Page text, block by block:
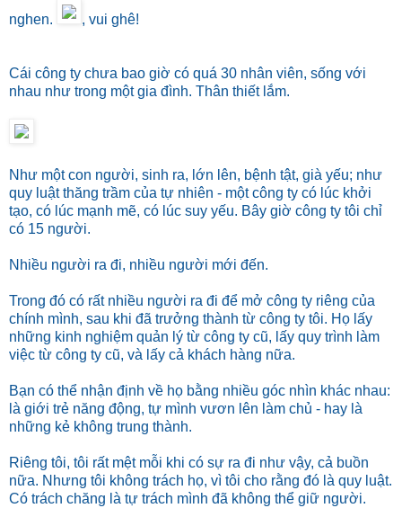
nghen.
, vui ghê!
Cái công ty chưa bao giờ có quá 30 nhân viên, sống với
nhau như trong một gia đình. Thân thiết lắm.
Như một con người, sinh ra, lớn lên, bệnh tật, già yếu; như
quy luật thăng trầm của tự nhiên - một công ty có lúc khởi
tạo, có lúc mạnh mẽ, có lúc suy yếu. Bây giờ công ty tôi chỉ
có 15 người.
Nhiều người ra đi, nhiều người mới đến.
Trong đó có rất nhiều người ra đi để mở công ty riêng của
chính mình, sau khi đã trưởng thành từ công ty tôi. Họ lấy
những kinh nghiệm quản lý từ công ty cũ, lấy quy trình làm
việc từ công ty cũ, và lấy cả khách hàng nữa.
Bạn có thể nhận định về họ bằng nhiều góc nhìn khác nhau:
là giới trẻ năng động, tự mình vươn lên làm chủ - hay là
những kẻ không trung thành.
Riêng tôi, tôi rất mệt mỗi khi có sự ra đi như vậy, cả buồn
nữa. Nhưng tôi không trách họ, vì tôi cho rằng đó là quy luật.
Có trách chăng là tự trách mình đã không thể giữ người.